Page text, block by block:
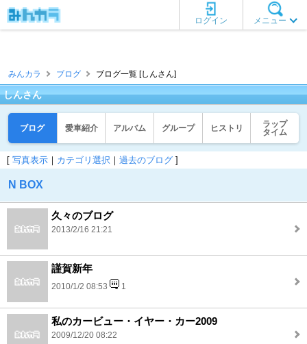
メニュー
ログイン
みんカラ ブログ ブログ一覧 [しんさん]
しんさん
ブログ 愛車紹介 アルバム グループ ヒストリ
ラップ
タイム
[ 写真表示 ｜ カテゴリ選択 ｜ 過去のブログ ]
N BOX
久々のブログ
2013/2/16 21:21
謹賀新年
2010/1/2 08:53 1
私のカービュー・イヤー・カー2009
2009/12/20 08:22